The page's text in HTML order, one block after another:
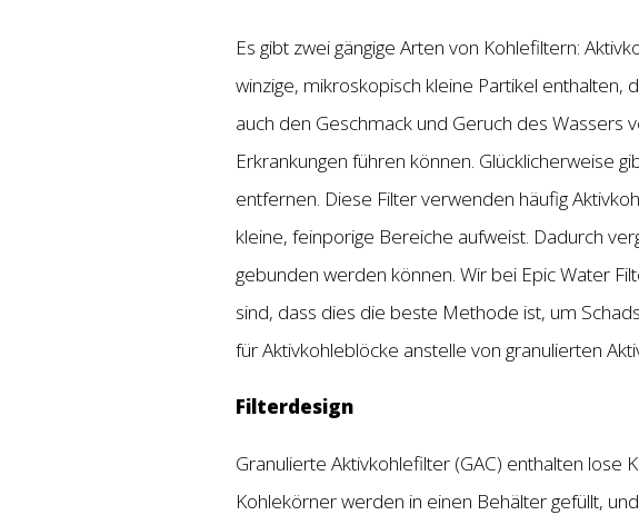
Es gibt zwei gängige Arten von Kohlefiltern:
winzige, mikroskopisch kleine Partikel enthalten,
auch den Geschmack und Geruch des
Erkrankungen führen können. Glücklicherweise
entfernen. Diese Filter verwenden häufig
kleine, feinporige Bereiche aufweist. Dadurch
gebunden werden können. Wir bei Epic Water
sind, dass dies die beste Methode ist, um
für Aktivkohleblöcke anstelle von granulierten
Filterdesign
Granulierte Aktivkohlefilter (GAC) enthalten lose
Kohlekörner werden in einen Behälter gefüllt,